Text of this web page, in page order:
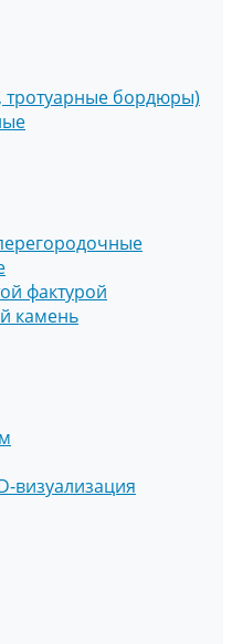
бордюры)
фактурой
камень
визуализация